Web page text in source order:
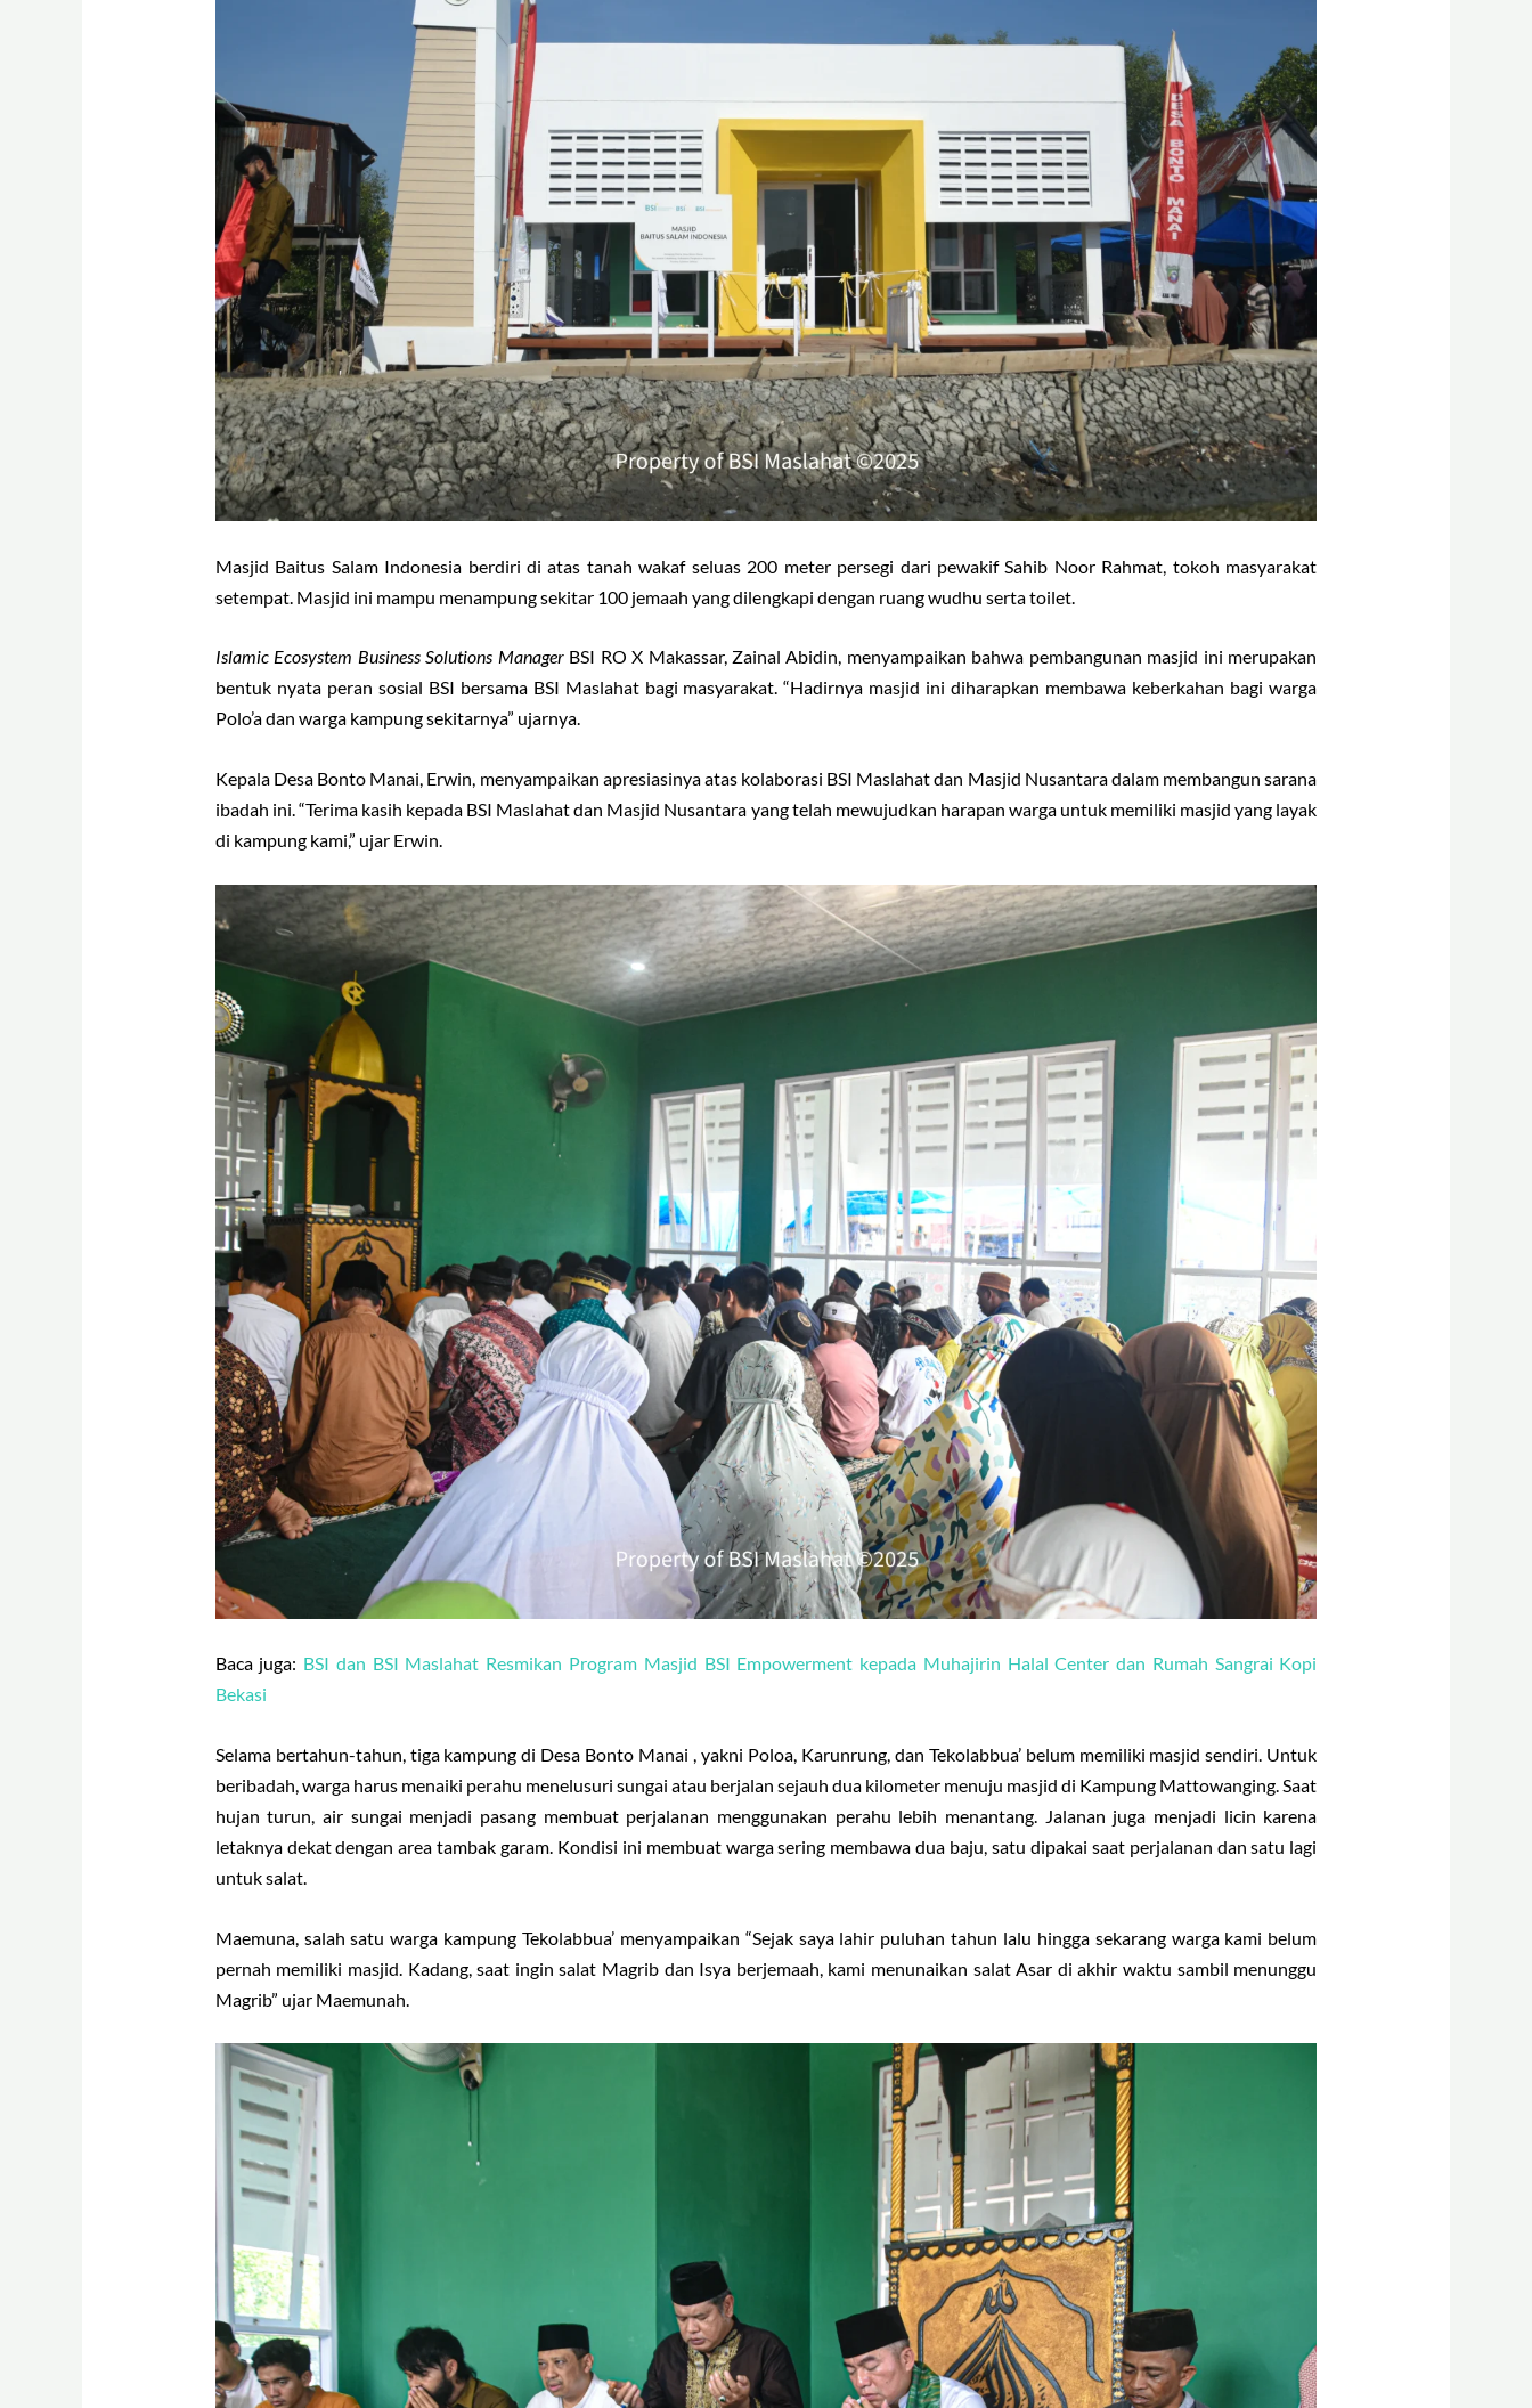
Masjid Baitus Salam Indonesia berdiri di atas tanah wakaf seluas 200 meter persegi dari pewakif Sahib Noor Rahmat, tokoh masyarakat
setempat. Masjid ini mampu menampung sekitar 100 jemaah yang dilengkapi dengan ruang wudhu serta toilet.
Islamic Ecosystem Business Solutions ManagerBSI RO X Makassar, Zainal Abidin, menyampaikan bahwa pembangunan masjid ini merupakan
bentuk nyata peran sosial BSI bersama BSI Maslahat bagi masyarakat. “Hadirnya masjid ini diharapkan membawa keberkahan bagi warga
Polo’a dan warga kampung sekitarnya” ujarnya.
Kepala Desa Bonto Manai, Erwin, menyampaikan apresiasinya atas kolaborasi BSI Maslahat dan Masjid Nusantara dalam membangun sarana
ibadah ini. “Terima kasih kepada BSI Maslahat dan Masjid Nusantara yang telah mewujudkan harapan warga untuk memiliki masjid yang layak
di kampung kami,” ujar Erwin.
Baca juga: BSI dan BSI Maslahat Resmikan Program Masjid BSI Empowerment kepada Muhajirin Halal Center dan Rumah Sangrai Kopi
Bekasi
Selama bertahun-tahun, tiga kampung di Desa Bonto Manai , yakni Poloa, Karunrung, dan Tekolabbua’ belum memiliki masjid sendiri. Untuk
beribadah, warga harus menaiki perahu menelusuri sungai atau berjalan sejauh dua kilometer menuju masjid di Kampung Mattowanging. Saat
hujan turun, air sungai menjadi pasang membuat perjalanan menggunakan perahu lebih menantang. Jalanan juga menjadi licin karena
letaknya dekat dengan area tambak garam. Kondisi ini membuat warga sering membawa dua baju, satu dipakai saat perjalanan dan satu lagi
untuk salat.
Maemuna, salah satu warga kampung Tekolabbua’ menyampaikan “Sejak saya lahir puluhan tahun lalu hingga sekarang warga kami belum
pernah memiliki masjid. Kadang, saat ingin salat Magrib dan Isya berjemaah, kami menunaikan salat Asar di akhir waktu sambil menunggu
Magrib” ujar Maemunah.